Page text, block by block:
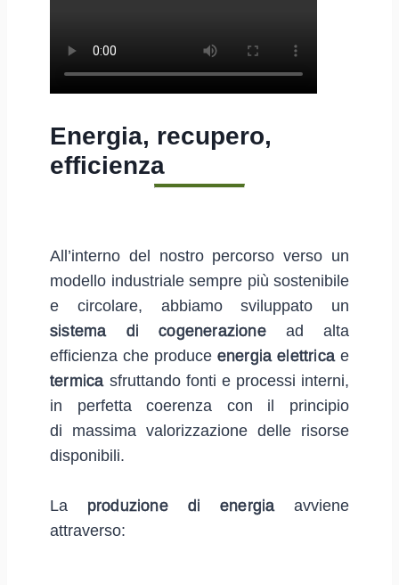
Energia, recupero,
efficienza
All’interno del nostro percorso verso un
modello industriale sempre più sostenibile
e circolare, abbiamo sviluppato un
sistema di cogenerazionead alta
efficienza che produce energia elettricae
termicasfruttando fonti e processi interni,
in perfetta coerenza con il principio
di massima valorizzazione delle risorse
disponibili.
La produzione di energiaavviene
attraverso: